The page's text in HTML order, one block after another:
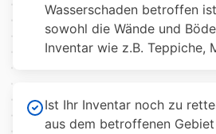
Wasserschaden betroffen
sowohl die Wände und
Inventar wie z.B. Teppiche,
Ist Ihr Inventar noch zu
aus dem betroffenen